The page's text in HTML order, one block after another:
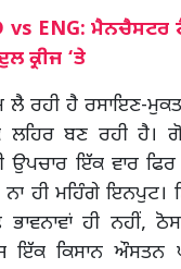
vs ENG: ਮੈਨਚੈਸਟਰ
ਕ੍ਰੀਜ ‘ਤੇ
ਰਹੀ ਹੈ ਰਸਾਇਣ-
ਬਣ ਰਹੀ ਹੈ।
ਉਪਚਾਰ ਇੱਕ ਵਾਰ
ਨਾ ਹੀ ਮਹਿੰਗੇ ਇਨਪੁਟ।
ਹੀ ਨਹੀਂ,
ਇੱਕ ਕਿਸਾਨ ਔਸਤਨ